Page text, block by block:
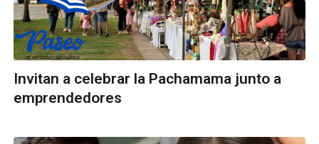
Invitan a celebrar la Pachamama junto a
emprendedores